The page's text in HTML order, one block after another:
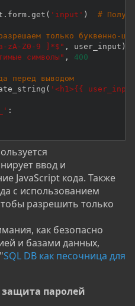
. form . get ( 'input' ) #
только буквенно-
zA-Z0-9 ]*$" , user_input )
символы" , 400
перед выводом
( '<h1>{{
:
ввод и
JavaScript кода. Также
с использованием
разрешить только
как безопасно
и базами данных,
SQL DB как песочница для
паролей